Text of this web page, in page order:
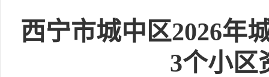
西宁市城中区2026年
3个小区